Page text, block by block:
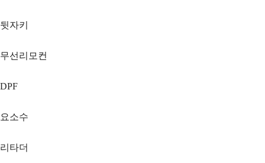
뒷자키
무선리모컨
DPF
요소수
리타더